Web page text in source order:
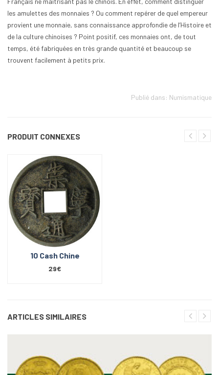
les amulettes des monnaies ? Ou comment repérer de quel empereur
provient une monnaie, sans connaissance approfondie de l’Histoire et
de la culture chinoises ? Point positif, ces monnaies ont, de tout
temps, été fabriquées en très grande quantité et beaucoup se
trouvent facilement à petits prix.
Publié dans: Numismatique
PRODUIT CONNEXES
10 Cash Chine
29€
ARTICLES SIMILAIRES